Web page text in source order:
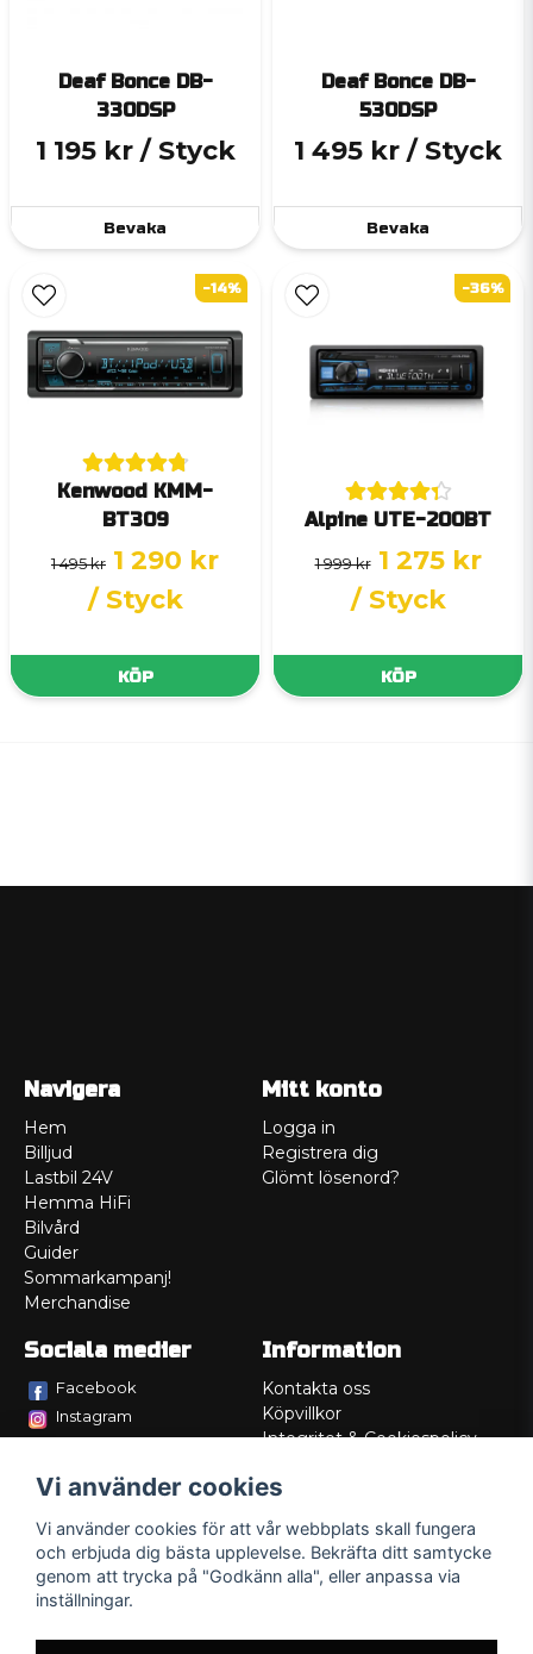
Deaf Bonce DB-
330DSP
1 195 kr / Styck
Bevaka
Deaf Bonce DB-
530DSP
1 495 kr / Styck
Bevaka
Kenwood KMM-
BT309
1 495 kr 1 290 kr
/ Styck
KÖP
-14%
Alpine UTE-200BT
1 999 kr 1 275 kr
/ Styck
KÖP
-36%
Navigera
Hem
Billjud
Lastbil 24V
Hemma HiFi
Bilvård
Guider
Sommarkampanj!
Merchandise
Mitt konto
Logga in
Registrera dig
Glömt lösenord?
Sociala medier
Facebook
Instagram
Information
Kontakta oss
Köpvillkor
Integritet & Cookiespolicy
Service/Garanti
Lådritning
Om oss
Vi använder cookies
Vi använder cookies för att vår webbplats skall fungera
och erbjuda dig bästa upplevelse. Bekräfta ditt samtycke
genom att trycka på "Godkänn alla", eller anpassa via
inställningar.